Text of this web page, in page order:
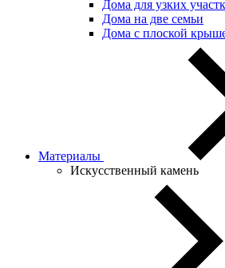
Дома для узких
Дома на две семьи
Дома с плоской
Материалы
Искусственный камень